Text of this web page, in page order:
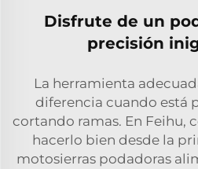
Disfrute de un
precisión
La herramienta
diferencia cuando está
cortando ramas. En Feihu,
hacerlo bien desde la
motosierras podadoras